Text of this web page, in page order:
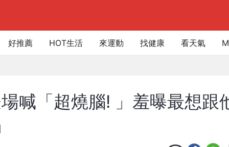
好推薦 HOT生活 來運動 找健康 看天氣
喊「超燒腦! 」羞曝最想跟